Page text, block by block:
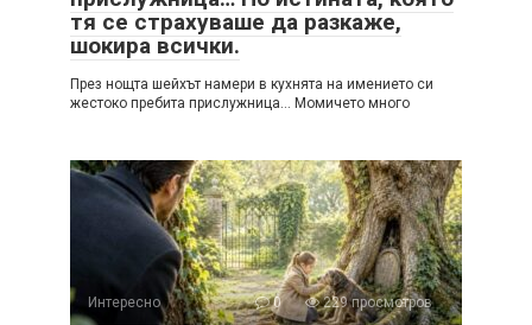
тя се страхуваше да разкаже,
шокира всички.
През нощта шейхът намери в кухнята на имението си
жестоко пребита прислужница… Момичето много
Интересно 0 229 просмотров